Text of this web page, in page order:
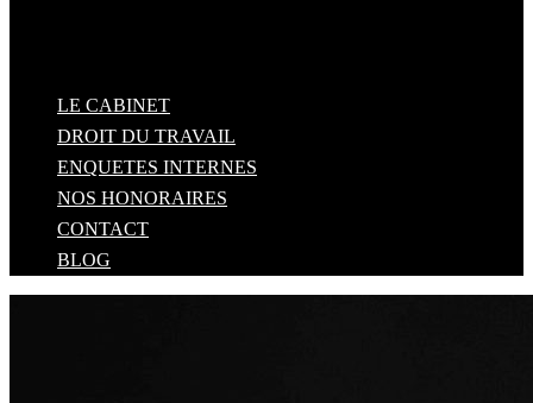
LE CABINET
DROIT DU TRAVAIL
ENQUETES INTERNES
NOS HONORAIRES
CONTACT
BLOG